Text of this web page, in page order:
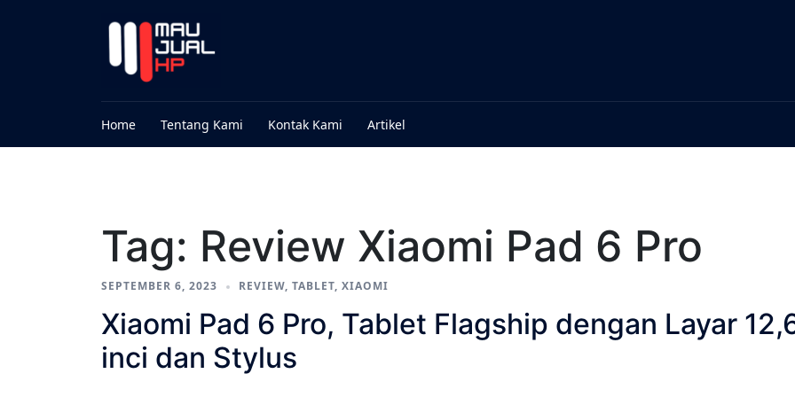
Home Tentang Kami Kontak Kami Artikel
Tag: Review Xiaomi Pad 6 Pro
SEPTEMBER 6, 2023 REVIEW, TABLET, XIAOMI
Xiaomi Pad 6 Pro, Tablet Flagship dengan Layar
inci dan Stylus